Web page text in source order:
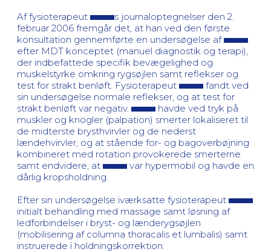
Af fysioterapeut
s journaloptegnelser den 2.
februar 2006 fremgår det, at han ved den første
konsultation gennemførte en undersøgelse af
efter MDT konceptet (manuel diagnostik og terapi),
der indbefattede specifik bevægelighed og
muskelstyrke omkring rygsøjlen samt reflekser og
test for strakt benløft. Fysioterapeut
fandt ved
sin undersøgelse normale reflekser, og at test for
strakt benløft var negativ.
havde ved tryk på
muskler og knogler (palpation) smerter lokaliseret til
de midterste brysthvirvler og de nederst
lændehvirvler, og at stående for- og bagoverbøjning
kombineret med rotation provokerede smerterne
samt endvidere, at
var hypermobil og havde en
dårlig kropsholdning.
Efter sin undersøgelse iværksatte fysioterapeut
initialt behandling med massage samt løsning af
ledforbindelser i bryst- og lænderygsøjlen
(mobilisering af columna thoracalis et lumbalis) samt
instruerede i holdningskorrektion.